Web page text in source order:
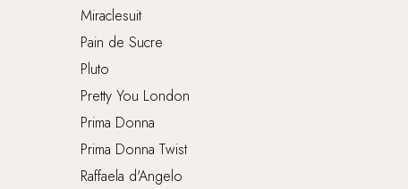
Miraclesuit
Pain de Sucre
Pluto
Pretty You London
Prima Donna
Prima Donna Twist
Raffaela d'Angelo